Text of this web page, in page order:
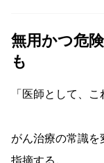
無用かつ危
も
「医師として、
がん治療の常識を